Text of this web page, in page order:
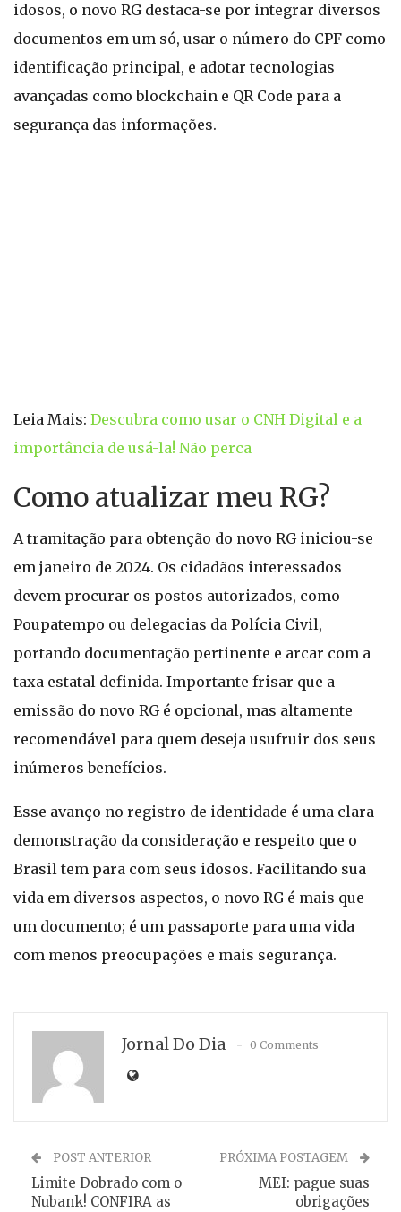
idosos, o novo RG destaca-se por integrar diversos
documentos em um só, usar o número do CPF como
identificação principal, e adotar tecnologias
avançadas como blockchain e QR Code para a
segurança das informações.
Leia Mais: Descubra como usar o CNH Digital e a
importância de usá-la! Não perca
Como atualizar meu RG?
A tramitação para obtenção do novo RG iniciou-se
em janeiro de 2024. Os cidadãos interessados
devem procurar os postos autorizados, como
Poupatempo ou delegacias da Polícia Civil,
portando documentação pertinente e arcar com a
taxa estatal definida. Importante frisar que a
emissão do novo RG é opcional, mas altamente
recomendável para quem deseja usufruir dos seus
inúmeros benefícios.
Esse avanço no registro de identidade é uma clara
demonstração da consideração e respeito que o
Brasil tem para com seus idosos. Facilitando sua
vida em diversos aspectos, o novo RG é mais que
um documento; é um passaporte para uma vida
com menos preocupações e mais segurança.
Jornal Do Dia 0 Comments
POST ANTERIOR
Limite Dobrado com o
Nubank! CONFIRA as
PRÓXIMA POSTAGEM
MEI: pague suas
obrigações